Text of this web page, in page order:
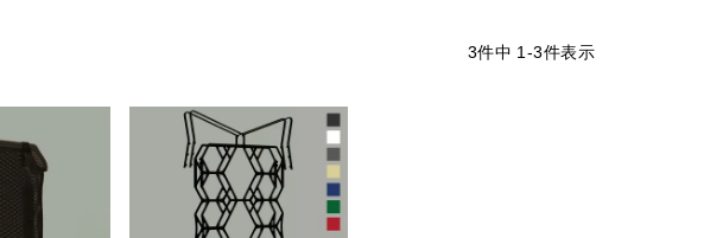
3件中 1 -3件表示